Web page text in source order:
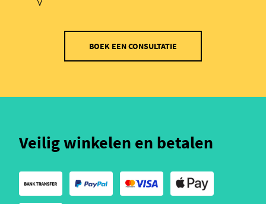
BOEK EEN CONSULTATIE
Veilig winkelen en betalen